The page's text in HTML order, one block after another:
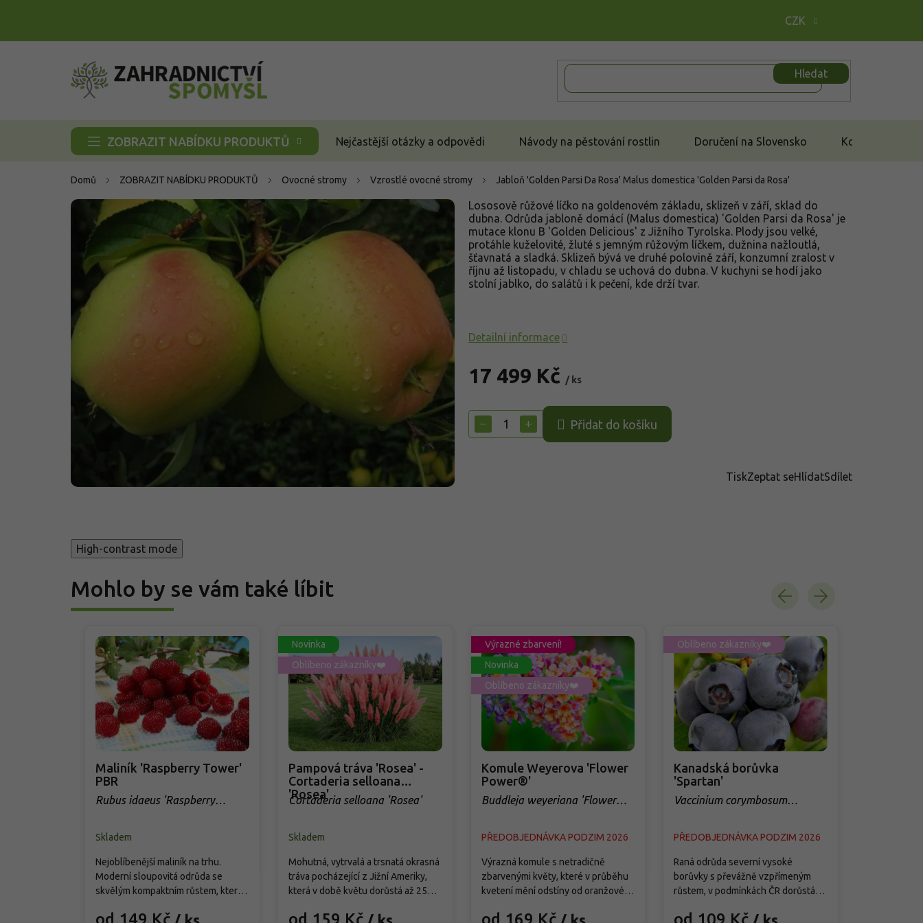
CZK
Hledat
ZOBRAZIT NABÍDKU PRODUKTŮ Nejčastější otázky a odpovědi Návody na pěstování rostlin Doručení na Slovensko Kontakt
Domů ZOBRAZIT NABÍDKU PRODUKTŮ Ovocné stromy Vzrostlé ovocné stromy Jabloň 'Golden Parsi Da Rosa' Malus domestica 'Golden Parsi da Rosa'
17 499 Kč / ks
cena:
+
− Přidat do košíku
Lososově růžové líčko na goldenovém základu, sklizeň v září, sklad do
dubna. Odrůda jabloně domácí (Malus domestica) 'Golden Parsi da Rosa' je
mutace klonu B 'Golden Delicious' z Jižního Tyrolska. Plody jsou velké,
protáhle kuželovité, žluté s jemným růžovým líčkem, dužnina nažloutlá,
šťavnatá a sladká. Sklizeň bývá ve druhé polovině září, konzumní zralost v
říjnu až listopadu, v chladu se uchová do dubna. V kuchyni se hodí jako
stolní jablko, do salátů i k pečení, kde drží tvar.
Detailní informace
TiskZeptat seHlídatSdílet
High-contrast mode
Mohlo by se vám také líbit
Maliník 'Raspberry Tower'
PBR
Rubus idaeus 'Raspberry
Skladem
Nejoblíbenější maliník na trhu.
Moderní sloupovitá odrůda se
skvělým kompaktním růstem, která
úrodu velkých, sladkých a
Novinka
Oblíbeno zákazníky❤️
Pampová tráva 'Rosea' -
Cortaderia selloana
'Rosea'
Cortaderia selloana 'Rosea'
Skladem
Mohutná, vytrvalá a trsnatá okrasná
tráva pocházející z Jižní Ameriky,
která v době květu dorůstá až 250
chocholatá květenství světle
Výrazné zbarvení!
Novinka
Oblíbeno zákazníky❤️
Komule Weyerova 'Flower
Power®'
Buddleja weyeriana 'Flower
PŘEDOBJEDNÁVKA PODZIM 2026
Výrazná komule s netradičně
zbarvenými květy, které v průběhu
kvetení mění odstíny od oranžové
od července do září a pravidelně
Oblíbeno zákazníky❤️
Kanadská borůvka
'Spartan'
Vaccinium corymbosum
PŘEDOBJEDNÁVKA PODZIM 2026
Raná odrůda severní vysoké
borůvky s převážně vzpřímeným
růstem, v podmínkách ČR dorůstá
vytváří středně hustý keř s pevnými